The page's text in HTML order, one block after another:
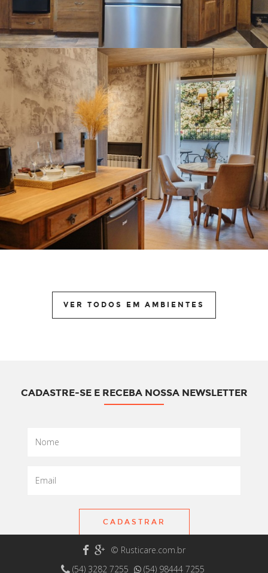
VER TODOS EM AMBIENTES
CADASTRE-SE E RECEBA NOSSA NEWSLETTER
CADASTRAR
© Rusticare.com.br
(54) 3282 7255
(54) 98444 7255